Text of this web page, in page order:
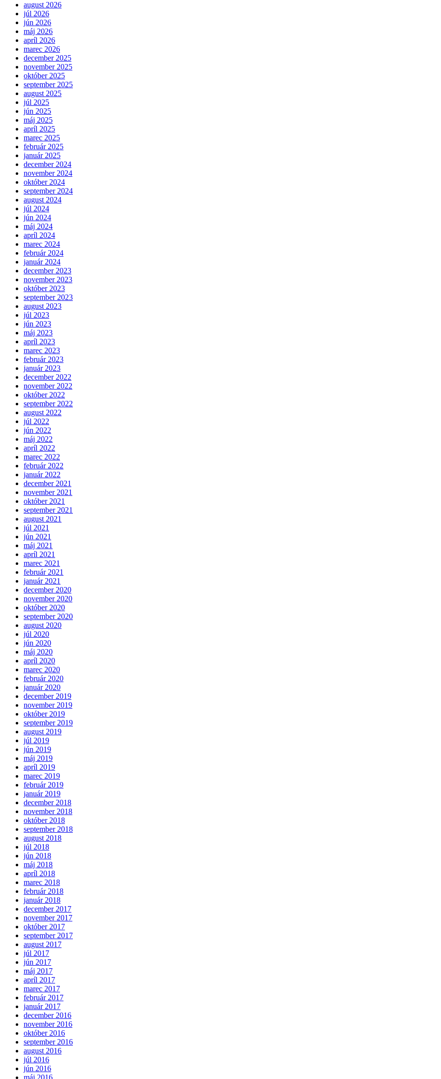
august 2026
júl 2026
jún 2026
máj 2026
apríl 2026
marec 2026
december 2025
november 2025
október 2025
september 2025
august 2025
júl 2025
jún 2025
máj 2025
apríl 2025
marec 2025
február 2025
január 2025
december 2024
november 2024
október 2024
september 2024
august 2024
júl 2024
jún 2024
máj 2024
apríl 2024
marec 2024
február 2024
január 2024
december 2023
november 2023
október 2023
september 2023
august 2023
júl 2023
jún 2023
máj 2023
apríl 2023
marec 2023
február 2023
január 2023
december 2022
november 2022
október 2022
september 2022
august 2022
júl 2022
jún 2022
máj 2022
apríl 2022
marec 2022
február 2022
január 2022
december 2021
november 2021
október 2021
september 2021
august 2021
júl 2021
jún 2021
máj 2021
apríl 2021
marec 2021
február 2021
január 2021
december 2020
november 2020
október 2020
september 2020
august 2020
júl 2020
jún 2020
máj 2020
apríl 2020
marec 2020
február 2020
január 2020
december 2019
november 2019
október 2019
september 2019
august 2019
júl 2019
jún 2019
máj 2019
apríl 2019
marec 2019
február 2019
január 2019
december 2018
november 2018
október 2018
september 2018
august 2018
júl 2018
jún 2018
máj 2018
apríl 2018
marec 2018
február 2018
január 2018
december 2017
november 2017
október 2017
september 2017
august 2017
júl 2017
jún 2017
máj 2017
apríl 2017
marec 2017
február 2017
január 2017
december 2016
november 2016
október 2016
september 2016
august 2016
júl 2016
jún 2016